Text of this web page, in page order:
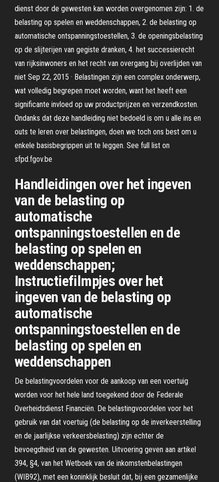
dienst door de gewesten kan worden overgenomen zijn: 1. de
belasting op spelen en weddenschappen, 2. de belasting op
automatische ontspanningstoestellen, 3. de openingsbelasting
op de slijterijen van gegiste dranken, 4. het successierecht
van rijksinwoners en het recht van overgang bij overlijden van
niet Sep 22, 2015 · Belastingen zijn een complex onderwerp,
wat volledig begrepen moet worden, want het heeft een
significante invloed op uw productprijzen en verzendkosten.
Ondanks dat deze handleiding niet bedoeld is om u alle ins en
outs te leren over belastingen, doen we toch ons best om u
enkele basisbegrippen uit te leggen. See full list on
sfpd.fgov.be
Handleidingen over het ingeven
van de belasting op
automatische
ontspanningstoestellen en de
belasting op spelen en
weddenschappen;
Instructiefilmpjes over het
ingeven van de belasting op
automatische
ontspanningstoestellen en de
belasting op spelen en
weddenschappen
De belastingvoordelen voor de aankoop van een voertuig
worden voor het hele land toegekend door de Federale
Overheidsdienst Financiën. De belastingvoordelen voor het
gebruik van dat voertuig (de belasting op de inverkeerstelling
en de jaarlijkse verkeersbelasting) zijn echter de
bevoegdheid van de gewesten. Uitvoering geven aan artikel
394, §4, van het Wetboek van de inkomstenbelastingen
(WIB92), met een koninklijk besluit dat, bij een gezamenlijke